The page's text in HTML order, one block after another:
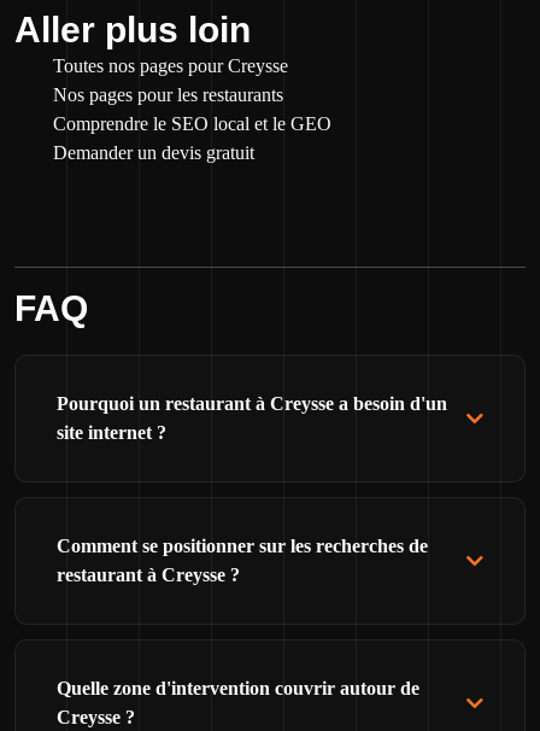
Aller plus loin
Toutes nos pages pour Creysse
Nos pages pour les restaurants
Comprendre le SEO local et le GEO
Demander un devis gratuit
FAQ
Pourquoi un restaurant à Creysse a besoin d'un
site internet ?
Comment se positionner sur les recherches de
restaurant à Creysse ?
Quelle zone d'intervention couvrir autour de
Creysse ?